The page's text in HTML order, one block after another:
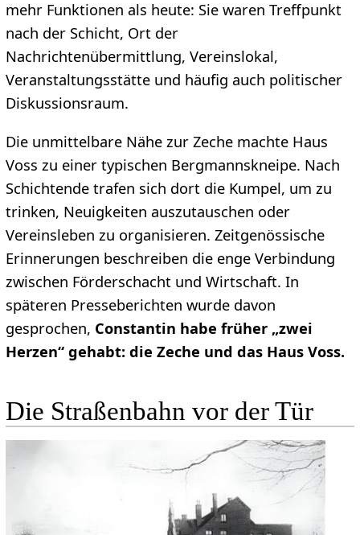
mehr Funktionen als heute: Sie waren Treffpunkt
nach der Schicht, Ort der
Nachrichtenübermittlung, Vereinslokal,
Veranstaltungsstätte und häufig auch politischer
Diskussionsraum.
Die unmittelbare Nähe zur Zeche machte Haus
Voss zu einer typischen Bergmannskneipe. Nach
Schichtende trafen sich dort die Kumpel, um zu
trinken, Neuigkeiten auszutauschen oder
Vereinsleben zu organisieren. Zeitgenössische
Erinnerungen beschreiben die enge Verbindung
zwischen Förderschacht und Wirtschaft. In
späteren Presseberichten wurde davon
gesprochen, Constantin habe früher „zwei
Herzen“ gehabt: die Zeche und das Haus Voss.
Die Straßenbahn vor der Tür